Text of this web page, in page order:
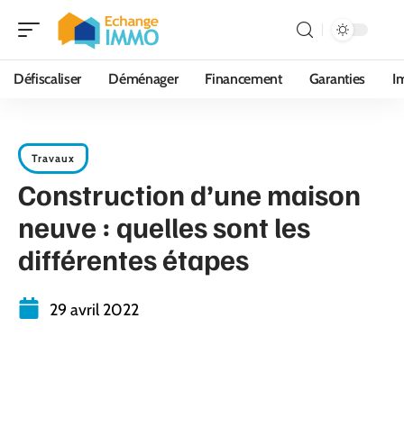
Défiscaliser Déménager Financement Garanties
Travaux
Construction d’une maison
neuve : quelles sont les
différentes étapes
29 avril 2022